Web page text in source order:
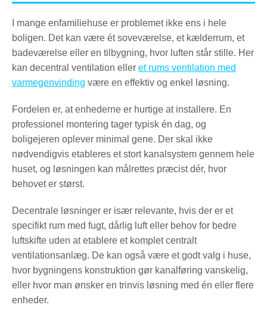
I mange enfamiliehuse er problemet ikke ens i hele
boligen. Det kan være ét soveværelse, et kælderrum, et
badeværelse eller en tilbygning, hvor luften står stille. Her
kan decentral ventilation eller et rums ventilation med
varmegenvinding være en effektiv og enkel løsning.
Fordelen er, at enhederne er hurtige at installere. En
professionel montering tager typisk én dag, og
boligejeren oplever minimal gene. Der skal ikke
nødvendigvis etableres et stort kanalsystem gennem hele
huset, og løsningen kan målrettes præcist dér, hvor
behovet er størst.
Decentrale løsninger er især relevante, hvis der er et
specifikt rum med fugt, dårlig luft eller behov for bedre
luftskifte uden at etablere et komplet centralt
ventilationsanlæg. De kan også være et godt valg i huse,
hvor bygningens konstruktion gør kanalføring vanskelig,
eller hvor man ønsker en trinvis løsning med én eller flere
enheder.